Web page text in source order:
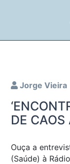
Jorge Vieira
DE CAOS
Ouça a
(Saúde) à